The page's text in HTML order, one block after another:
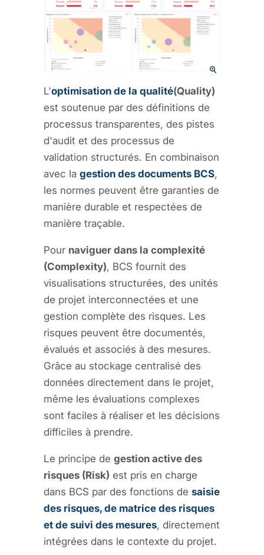
L'optimisation de la qualité(Quality)
est soutenue par des définitions de
processus transparentes, des pistes
d'audit et des processus de
validation structurés. En combinaison
avec la gestion des documents BCS,
les normes peuvent être garanties de
manière durable et respectées de
manière traçable.
Pour naviguer dans la complexité
(Complexity), BCS fournit des
visualisations structurées, des unités
de projet interconnectées et une
gestion complète des risques. Les
risques peuvent être documentés,
évalués et associés à des mesures.
Grâce au stockage centralisé des
données directement dans le projet,
même les évaluations complexes
sont faciles à réaliser et les décisions
difficiles à prendre.
Le principe de gestion active des
risques (Risk) est pris en charge
dans BCS par des fonctions de saisie
des risques, de matrice des risques
et de suivi des mesures, directement
intégrées dans le contexte du projet.